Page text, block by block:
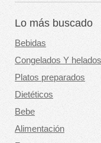
Lo más buscado
Bebidas
Congelados Y helados
Platos preparados
Dietéticos
Bebe
Alimentación